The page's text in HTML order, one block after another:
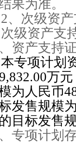
果为准。
2、次级资
次级资产支
资产支持
本专项计划
万
为人民币
发售规模
目标发售
专项计划